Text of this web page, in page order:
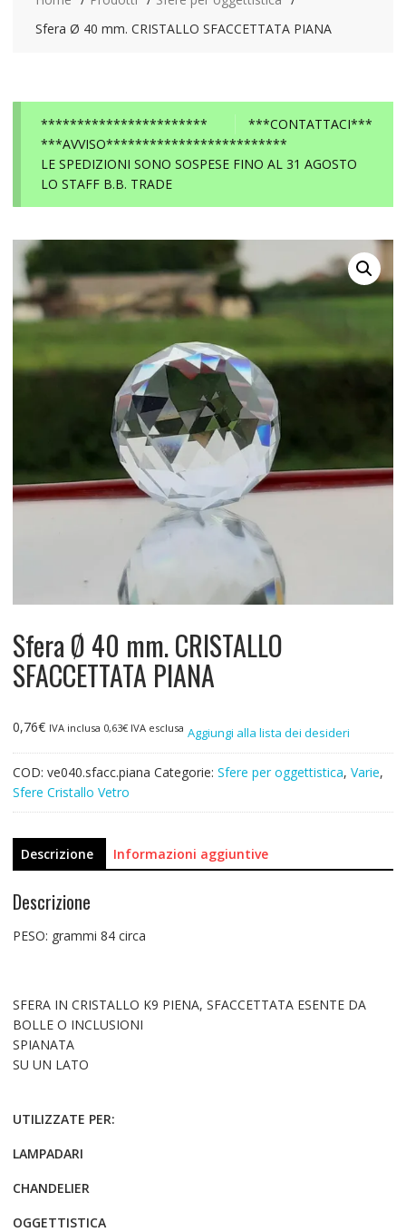
Sfera Ø 40 mm. CRISTALLO SFACCETTATA PIANA
***CONTATTACI***
***********************
***AVVISO*************************
LE SPEDIZIONI SONO SOSPESE FINO AL 31 AGOSTO
LO STAFF B.B. TRADE
Sfera Ø 40 mm. CRISTALLO
SFACCETTATA PIANA
0,76€ IVA inclusa 0,63€IVA esclusa Aggiungi alla lista dei desideri
COD: ve040.sfacc.piana Categorie: Sfere per oggettistica, Varie,
Sfere Cristallo Vetro
Descrizione Informazioni aggiuntive
Descrizione
PESO: grammi 84 circa
SFERA IN CRISTALLO K9 PIENA, SFACCETTATA ESENTE DA
BOLLE O INCLUSIONI
SPIANATA
SU UN LATO
UTILIZZATE PER:
LAMPADARI
CHANDELIER
OGGETTISTICA